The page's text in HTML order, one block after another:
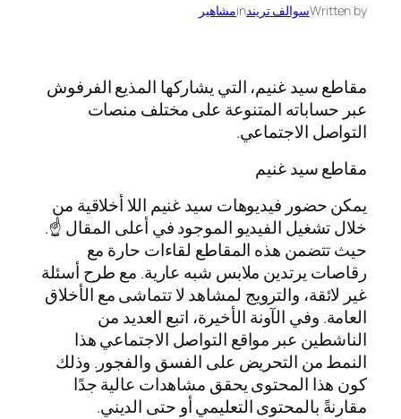
Written byسوالف تريندinمشاهير
مقاطع سيد غنيم، التي يشاركها المذيع الفرفوش
عبر حساباته المتنوعة على مختلف منصات
التواصل الاجتماعي.
مقاطع سيد غنيم
يمكن حضور فيديوهات سيد غنيم اللا أخلاقية من
خلال تشغيل الفيديو الموجود في أعلى المقال ☝️.
حيث تتضمن هذه المقاطع لقاءات حارة مع
رقاصات يرتدين ملابس شبه عارية. مع طرح أسئلة
غير لائقة، والترويج لمشاهد لا تتماشى مع الأخلاق
العامة. وفي الآونة الأخيرة، اتبع العديد من
الناشطين عبر مواقع التواصل الاجتماعي هذا
النمط من التحريض على الفسق والفجور. وذلك
كون هذا المحتوى يحقق مشاهدات عالية جدًا
مقارنةً بالمحتوى التعليمي أو حتى الديني.